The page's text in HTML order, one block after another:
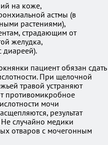
на коже,
астмы (в
растениями),
страдающим от
желудка,
диареей).
пациент обязан сдать
При щелочной
травой устраняют
противомикробное
мочи
результат
случайно медики
отваров с мочегонным